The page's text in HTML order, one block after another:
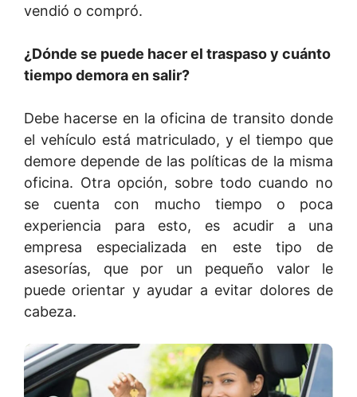
vendió o compró.
¿Dónde se puede hacer el traspaso y cuánto
tiempo demora en salir?
Debe hacerse en la oficina de transito donde
el vehículo está matriculado, y el tiempo que
demore depende de las políticas de la misma
oficina. Otra opción, sobre todo cuando no
se cuenta con mucho tiempo o poca
experiencia para esto, es acudir a una
empresa especializada en este tipo de
asesorías, que por un pequeño valor le
puede orientar y ayudar a evitar dolores de
cabeza.